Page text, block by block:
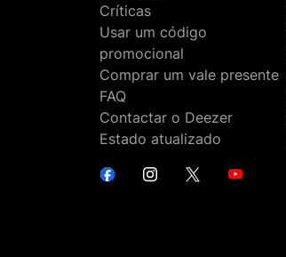
Críticas
Usar um código
promocional
Comprar um vale presente
FAQ
Contactar o Deezer
Estado atualizado